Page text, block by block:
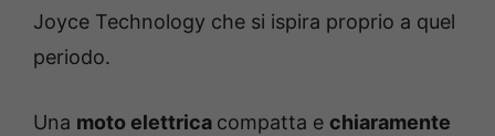
Joyce Technology che si ispira proprio a quel
periodo.
Una moto elettrica compatta e chiaramente